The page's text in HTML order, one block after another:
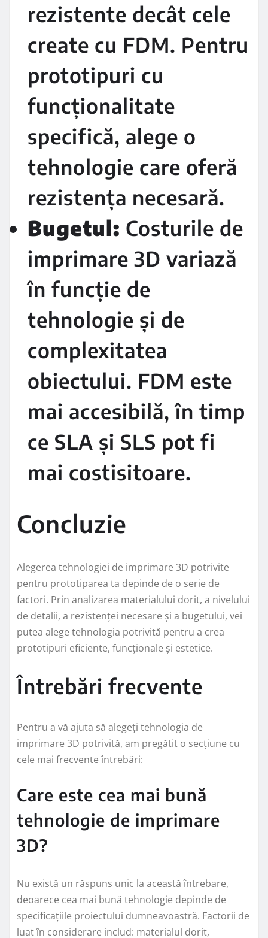
rezistente decât cele
create cu FDM. Pentru
prototipuri cu
funcționalitate
specifică, alege o
tehnologie care oferă
rezistența necesară.
Bugetul: Costurile de
imprimare 3D variază
în funcție de
tehnologie și de
complexitatea
obiectului. FDM este
mai accesibilă, în timp
ce SLA și SLS pot fi
mai costisitoare.
Concluzie
Alegerea tehnologiei de imprimare 3D potrivite
pentru prototiparea ta depinde de o serie de
factori. Prin analizarea materialului dorit, a nivelului
de detalii, a rezistenței necesare și a bugetului, vei
putea alege tehnologia potrivită pentru a crea
prototipuri eficiente, funcționale și estetice.
Întrebări frecvente
Pentru a vă ajuta să alegeți tehnologia de
imprimare 3D potrivită, am pregătit o secțiune cu
cele mai frecvente întrebări:
Care este cea mai bună
tehnologie de imprimare
3D?
Nu există un răspuns unic la această întrebare,
deoarece cea mai bună tehnologie depinde de
specificațiile proiectului dumneavoastră. Factorii de
luat în considerare includ: materialul dorit,